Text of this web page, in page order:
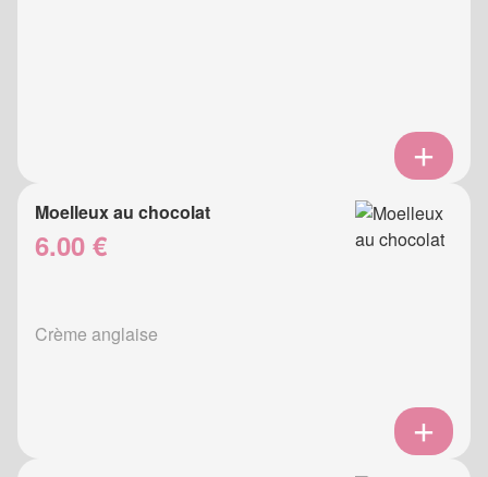
Moelleux au chocolat
6.00 €
Crème anglaise